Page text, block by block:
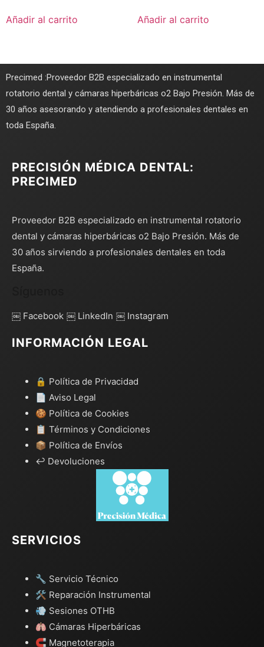
Añadir al carrito Añadir al carrito
Precimed :Proveedor B2B especializado en instrumental
rotatorio dental y cámaras hiperbáricas o2 Bajo Presión. Más de
30 años asesorando y atendiendo a profesionales dentales en
toda España.
PRECISIÓN MÉDICA DENTAL:
PRECIMED
Proveedor B2B especializado en instrumental rotatorio
dental y cámaras hiperbáricas o2 Bajo Presión. Más de
30 años sirviendo a profesionales dentales en toda
España.
￼ Facebook ￼ LinkedIn ￼ Instagram
INFORMACIÓN LEGAL
🔒 Política de Privacidad
📄 Aviso Legal
🍪 Política de Cookies
📋 Términos y Condiciones
📦 Política de Envíos
↩️ Devoluciones
SERVICIOS
🔧 Servicio Técnico
🛠️ Reparación Instrumental
💨 Sesiones OTHB
🫁 Cámaras Hiperbáricas
🧲 Magnetoterapia